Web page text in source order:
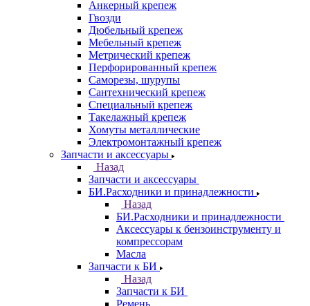
Анкерный крепеж
Гвозди
Дюбельный крепеж
Мебельный крепеж
Метрический крепеж
Перфорированный крепеж
Саморезы, шурупы
Сантехнический крепеж
Специальный крепеж
Такелажный крепеж
Хомуты металлические
Электромонтажный крепеж
Запчасти и аксессуары
Назад
Запчасти и аксессуары
БИ.Расходники и принадлежности
Назад
БИ.Расходники и принадлежности
Аксессуары к бензоинструменту и
компрессорам
Масла
Запчасти к БИ
Назад
Запчасти к БИ
Ремень